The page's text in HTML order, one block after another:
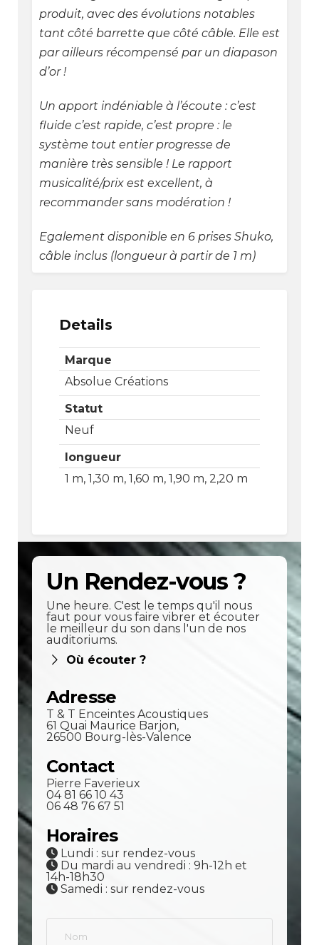
produit, avec des évolutions notables
tant côté barrette que côté câble. Elle est
par ailleurs récompensé par un diapason
d’or !
Un apport indéniable à l’écoute : c’est
fluide c’est rapide, c’est propre : le
système tout entier progresse de
manière très sensible ! Le rapport
musicalité/prix est excellent, à
recommander sans modération !
Egalement disponible en 6 prises Shuko,
câble inclus (longueur à partir de 1 m)
Details
Marque
Absolue Créations
Statut
Neuf
longueur
1 m, 1,30 m, 1,60 m, 1,90 m, 2,20 m
Un Rendez-vous ?
Une heure. C'est le temps qu'il nous
faut pour vous faire vibrer et écouter
le meilleur du son dans l'un de nos
auditoriums.
Où écouter ?
Adresse
T & T Enceintes Acoustiques
61 Quai Maurice Barjon,
26500 Bourg-lès-Valence
Contact
Pierre Faverieux
04 81 66 10 43
06 48 76 67 51
Horaires
Lundi : sur rendez-vous
Du mardi au vendredi : 9h-12h et
14h-18h30
Samedi : sur rendez-vous